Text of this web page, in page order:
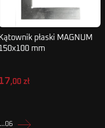
Kątownik płaski MAGNUM
mm
,00 zł
06 Następny